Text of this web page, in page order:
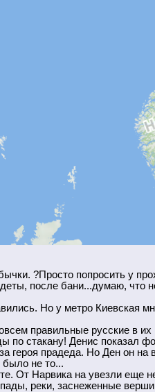
?Просто попросить у
после бани...думаю, что
Но у метро Киевская
правильные русские в
по стакану! Денис показал
героя прадеда. Но Ден он
было не то...
От Нарвика на увезли еще
реки, заснеженные